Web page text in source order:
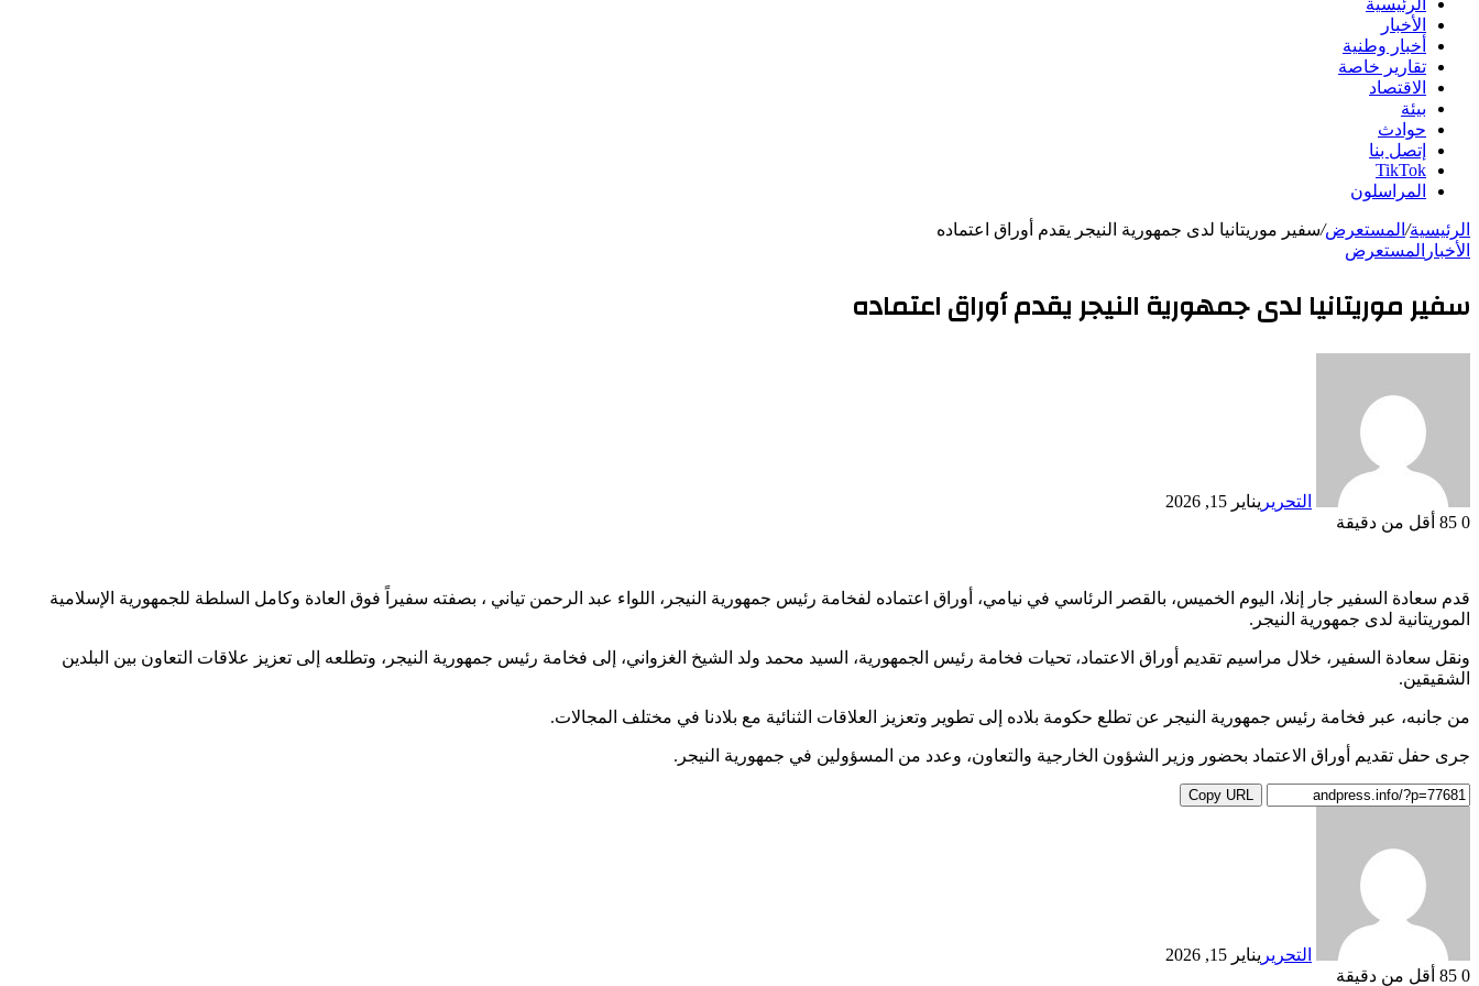
الرئيسية
الأخبار
أخبار وطنية
تقارير خاصة
الاقتصاد
بيئة
حوادث
إتصل بنا
TikTok
المراسلون
الرئيسية/ المستعرض/سفير موريتانيا لدى جمهورية النيجر يقدم أوراق اعتماده
الأخبار المستعرض
سفير موريتانيا لدى جمهورية النيجر يقدم أوراق اعتماده
التحرير يناير 15, 2026
0
أقل من دقيقة
قدم سعادة السفير جار إنلا، اليوم الخميس، بالقصر الرئاسي في نيامي، أوراق اعتماده لفخامة رئيس جمهورية النيجر، اللواء عبد الرحمن تياني ، بصفته سفيراً فوق العادة وكامل السلطة للجمهورية الإسلامية
الموريتانية لدى جمهورية النيجر.
ونقل سعادة السفير، خلال مراسيم تقديم أوراق الاعتماد، تحيات فخامة رئيس الجمهورية، السيد محمد ولد الشيخ الغزواني، إلى فخامة رئيس جمهورية النيجر، وتطلعه إلى تعزيز علاقات التعاون بين البلدين
الشقيقين.
من جانبه، عبر فخامة رئيس جمهورية النيجر عن تطلع حكومة بلاده إلى تطوير وتعزيز العلاقات الثنائية مع بلادنا في مختلف المجالات.
جرى حفل تقديم أوراق الاعتماد بحضور وزير الشؤون الخارجية والتعاون، وعدد من المسؤولين في جمهورية النيجر.
Copy URL
التحرير يناير 15, 2026
0
أقل من دقيقة